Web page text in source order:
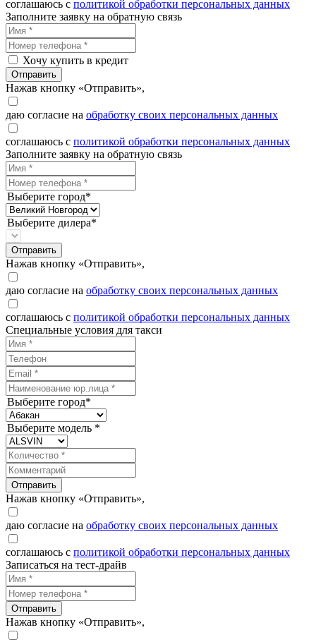
соглашаюсь с политикой обработки персональных данных
Заполните заявку на обратную связь
Хочу купить в кредит
Отправить
Нажав кнопку «Отправить»,
даю согласие на обработку своих персональных данных
соглашаюсь с политикой обработки персональных данных
Заполните заявку на обратную связь
Выберите город*
Выберите дилера*
Отправить
Нажав кнопку «Отправить»,
даю согласие на обработку своих персональных данных
соглашаюсь с политикой обработки персональных данных
Специальные условия для такси
Выберите город*
Выберите модель *
Отправить
Нажав кнопку «Отправить»,
даю согласие на обработку своих персональных данных
соглашаюсь с политикой обработки персональных данных
Записаться на тест-драйв
Отправить
Нажав кнопку «Отправить»,